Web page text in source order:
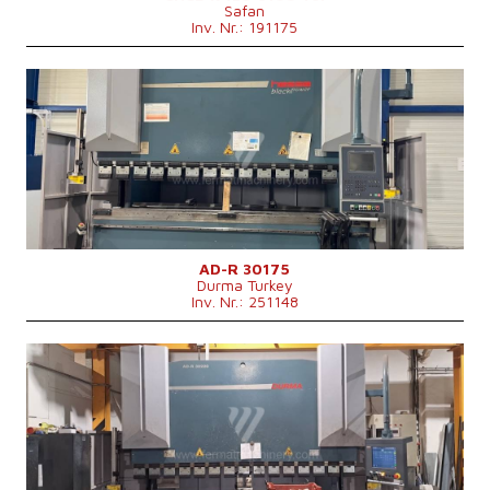
Maschinenabmessungen L x B x H4200 x 1650 x 2775 mm mm
Safan
Inv. Nr.: 191175
Baujahr:
2013
Kontrollsystem
Steuerung Cybelec
Druckleistung
175 t
Abkantlänge
3050 mm
Anzahl der Achsen
4
Lower Ausgleichsbewegung
ja
Art der Pressenantrieb
Hydraulický
Stößelhub
265 mm
Maschinenabmessungen L x B x H 4250x2550x2750 mm
11500 kg
AD-R 30175
Durma Turkey
Inv. Nr.: 251148
Baujahr:
2012
Kontrollsystem
ja
Steuerung Durma
Druckleistung
220 t
Abkantlänge
3050 mm
Anzahl der Achsen
3
Lower Ausgleichsbewegung
ja